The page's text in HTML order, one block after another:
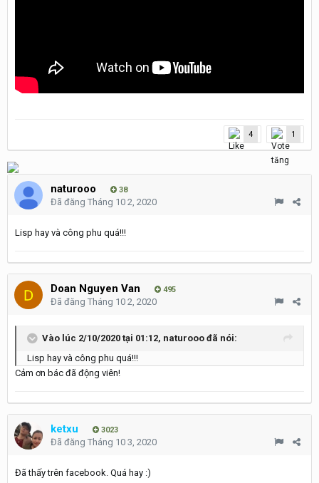
4 1
naturooo 38
Đã đăng Tháng 10 2, 2020
Lisp hay và công phu quá!!!
Doan Nguyen Van 495
Đã đăng Tháng 10 2, 2020
Vào lúc 2/10/2020 tại 01:12, naturooo đã nói:
Lisp hay và công phu quá!!!
Cảm ơn bác đã động viên!
ketxu 3023
Đã đăng Tháng 10 3, 2020
Đã thấy trên facebook. Quá hay :)